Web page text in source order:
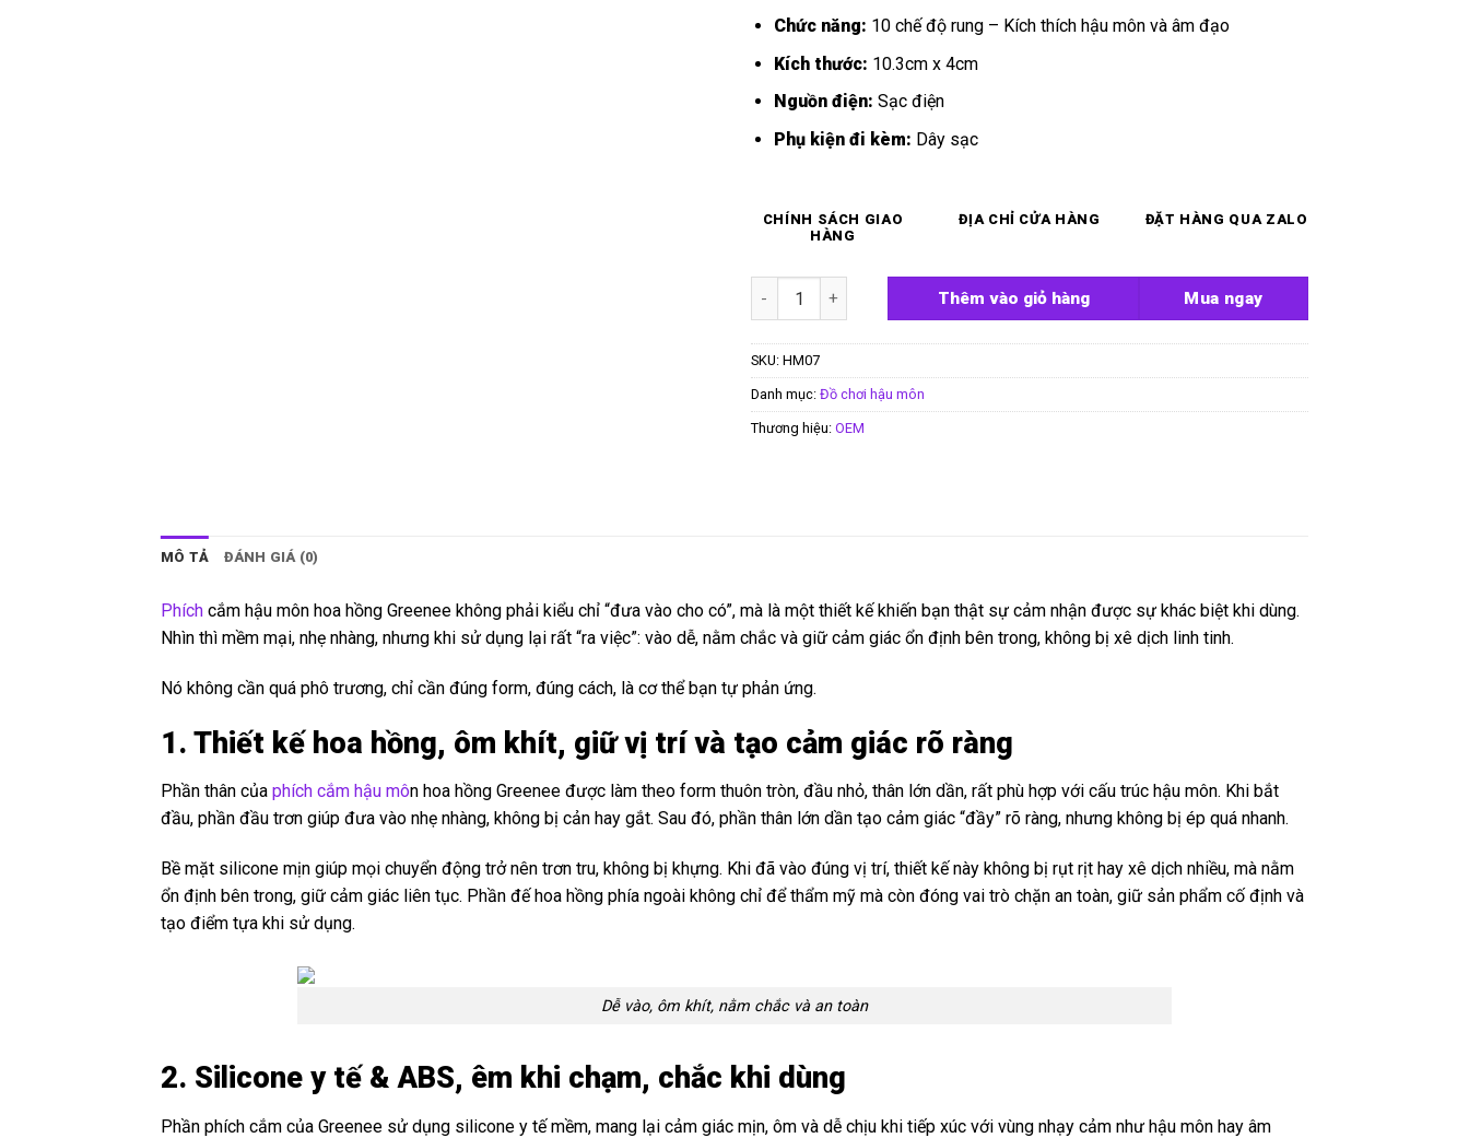
Chức năng: 10 chế độ rung – Kích thích hậu môn và âm đạo
Kích thước: 10.3cm x 4cm
Nguồn điện: Sạc điện
Phụ kiện đi kèm: Dây sạc
CHÍNH SÁCH GIAO
HÀNG
ĐỊA CHỈ CỬA HÀNG ĐẶT HÀNG QUA ZALO
Trứng rung hậu môn hoa hồng Greenee số lượng
Thêm vào giỏ hàng Mua ngay
SKU: HM07
Danh mục: Đồ chơi hậu môn
Thương hiệu: OEM
MÔ TẢ ĐÁNH GIÁ (0)
Phích cắm hậu môn hoa hồng Greenee không phải kiểu chỉ “đưa vào cho có”, mà là một thiết kế khiến bạn thật sự cảm nhận được sự khác biệt khi dùng.
Nhìn thì mềm mại, nhẹ nhàng, nhưng khi sử dụng lại rất “ra việc”: vào dễ, nằm chắc và giữ cảm giác ổn định bên trong, không bị xê dịch linh tinh.
Nó không cần quá phô trương, chỉ cần đúng form, đúng cách, là cơ thể bạn tự phản ứng.
1. Thiết kế hoa hồng, ôm khít, giữ vị trí và tạo cảm giác rõ ràng
Phần thân của phích cắm hậu môn hoa hồng Greenee được làm theo form thuôn tròn, đầu nhỏ, thân lớn dần, rất phù hợp với cấu trúc hậu môn. Khi bắt
đầu, phần đầu trơn giúp đưa vào nhẹ nhàng, không bị cản hay gắt. Sau đó, phần thân lớn dần tạo cảm giác “đầy” rõ ràng, nhưng không bị ép quá nhanh.
Bề mặt silicone mịn giúp mọi chuyển động trở nên trơn tru, không bị khựng. Khi đã vào đúng vị trí, thiết kế này không bị rụt rịt hay xê dịch nhiều, mà nằm
ổn định bên trong, giữ cảm giác liên tục. Phần đế hoa hồng phía ngoài không chỉ để thẩm mỹ mà còn đóng vai trò chặn an toàn, giữ sản phẩm cố định và
tạo điểm tựa khi sử dụng.
Dễ vào, ôm khít, nằm chắc và an toàn
2. Silicone y tế & ABS, êm khi chạm, chắc khi dùng
Phần phích cắm của Greenee sử dụng silicone y tế mềm, mang lại cảm giác mịn, ôm và dễ chịu khi tiếp xúc với vùng nhạy cảm như hậu môn hay âm